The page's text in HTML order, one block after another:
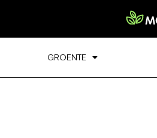
GROENTE